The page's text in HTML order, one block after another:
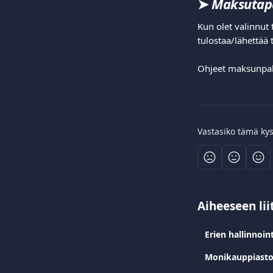
➤
Kun olet valinnut
tulostaa/lähettää
Ohjeet
Vastasiko tämä
Aiheeseen
Erien